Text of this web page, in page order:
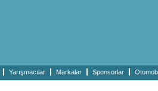
Yarışmacılar Markalar Sponsorlar